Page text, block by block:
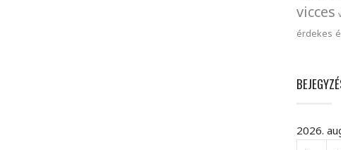
vicces
érdekes
2026.